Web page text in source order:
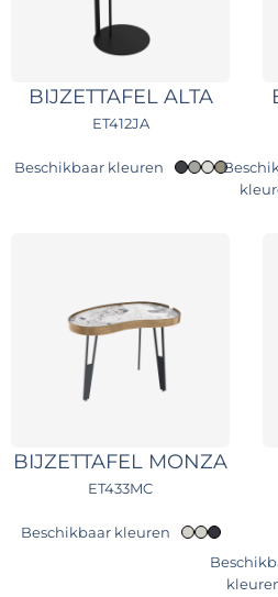
BIJZETTAFEL ALTA
ET412JA
Beschikbaar kleuren
BIJZETTAFEL MONZA
ET433MC
Beschikbaar kleuren